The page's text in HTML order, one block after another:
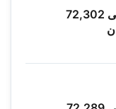
ارتفاع حصيلة الشهداء في قطاع غزة إلى 72,302